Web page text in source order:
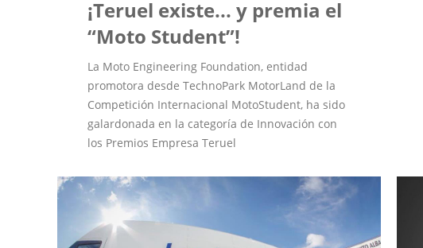
¡Teruel existe... y premia el
“Moto Student”!
La Moto Engineering Foundation, entidad
promotora desde TechnoPark MotorLand de la
Competición Internacional MotoStudent, ha sido
galardonada en la categoría de Innovación con
los Premios Empresa Teruel